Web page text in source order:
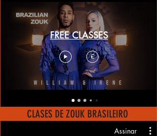
FREE CLASSES
€
CLASES DE ZOUK BRASILEIRO
Assinar